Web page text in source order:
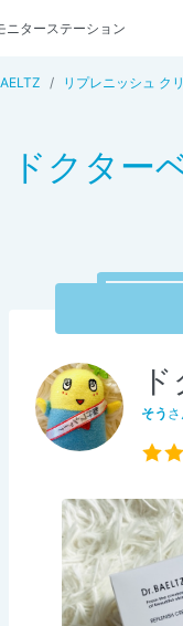
ニターステーション
リプレニッシュ ク
ドクター
そう